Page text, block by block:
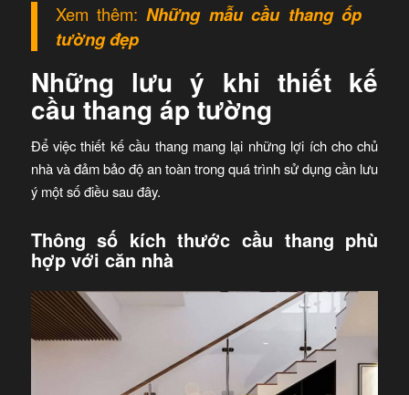
Xem thêm:Những mẫu cầu thang ốp
tường đẹp
Những lưu ý khi thiết kế
cầu thang áp tường
Để việc thiết kế cầu thang mang lại những lợi ích cho chủ
nhà và đảm bảo độ an toàn trong quá trình sử dụng cần lưu
ý một số điều sau đây.
Thông số kích thước cầu thang phù
hợp với căn nhà